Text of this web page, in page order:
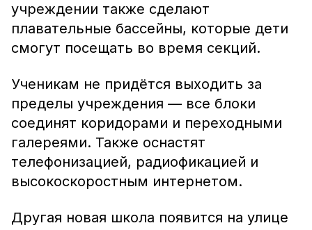
учреждении также сделают
плавательные бассейны, которые дети
смогут посещать во время секций.
Ученикам не придётся выходить за
пределы учреждения — все блоки
соединят коридорами и переходными
галереями. Также оснастят
телефонизацией, радиофикацией и
высокоскоростным интернетом.
Другая новая школа появится на улице